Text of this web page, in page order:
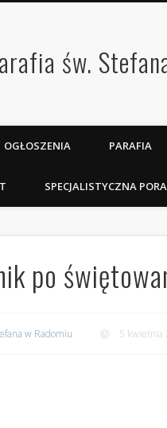
św.
OGŁOSZENIA PARAFIA
SPECJALISTYCZNA
po
w Radomiu 5 kwietnia